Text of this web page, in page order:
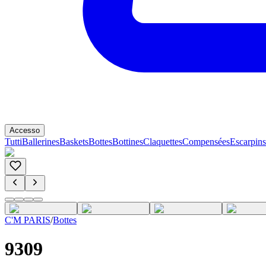
Accesso
TuttiBallerinesBasketsBottesBottinesClaquettesCompenséesEscarpins
C'M PARIS/Bottes
9309